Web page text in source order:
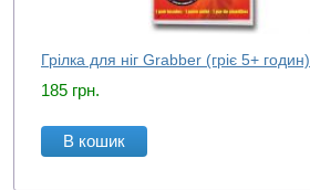
Грілка для ніг Grabber (гріє 5+ годин)
185 грн.
В кошик